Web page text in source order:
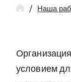
Наша
условием